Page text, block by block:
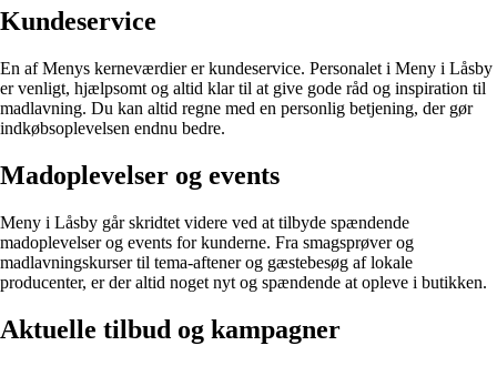
Kundeservice
En af Menys kerneværdier er kundeservice. Personalet i Meny i Låsby
er venligt, hjælpsomt og altid klar til at give gode råd og inspiration til
madlavning. Du kan altid regne med en personlig betjening, der gør
indkøbsoplevelsen endnu bedre.
Madoplevelser og events
Meny i Låsby går skridtet videre ved at tilbyde spændende
madoplevelser og events for kunderne. Fra smagsprøver og
madlavningskurser til tema-aftener og gæstebesøg af lokale
producenter, er der altid noget nyt og spændende at opleve i butikken.
Aktuelle tilbud og kampagner